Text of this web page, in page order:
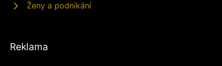
Ženy a podnikání
Reklama